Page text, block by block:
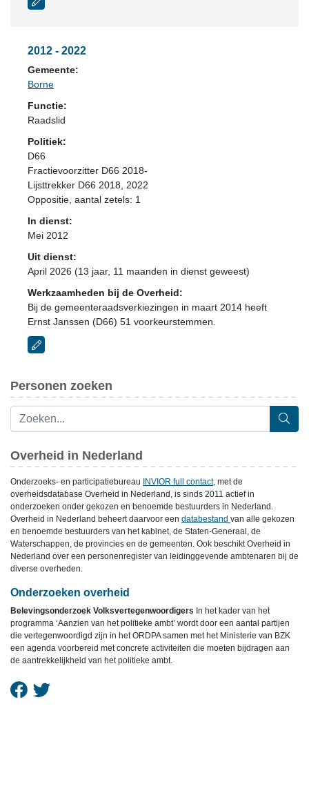
2012 - 2022
Gemeente:
Borne
Functie:
Raadslid
Politiek:
D66
Fractievoorzitter D66 2018-
Lijsttrekker D66 2018, 2022
Oppositie , aantal zetels: 1
In dienst:
Mei 2012
Uit dienst:
April 2026 (13 jaar, 11 maanden in dienst geweest)
Werkzaamheden bij de Overheid:
Bij de gemeenteraadsverkiezingen in maart 2014 heeft
Ernst Janssen (D66) 51 voorkeurstemmen.
Personen zoeken
Overheid in Nederland
Onderzoeks- en participatiebureau INVIOR full contact, met de
overheidsdatabase Overheid in Nederland, is sinds 2011 actief in
onderzoeken onder gekozen en benoemde bestuurders in Nederland.
Overheid in Nederland beheert daarvoor een databestand van alle gekozen
en benoemde bestuurders van het kabinet, de Staten-Generaal, de
Waterschappen, de provincies en de gemeenten. Ook beschikt Overheid in
Nederland over een personenregister van leidinggevende ambtenaren bij de
diverse overheden.
Onderzoeken overheid
Belevingsonderzoek Volksvertegenwoordigers In het kader van het
programma ‘Aanzien van het politieke ambt’ wordt door een aantal partijen
die vertegenwoordigd zijn in het ORDPA samen met het Ministerie van BZK
een agenda voorbereid met concrete activiteiten die moeten bijdragen aan
de aantrekkelijkheid van het politieke ambt.